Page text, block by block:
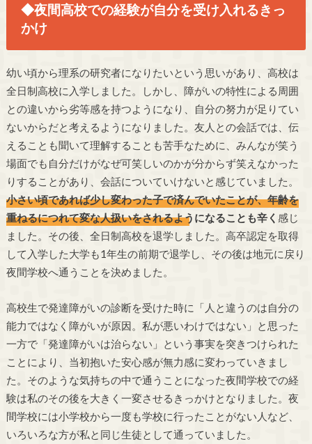
◆夜間高校での経験が自分を受け入れるきっ
かけ
幼い頃から理系の研究者になりたいという思いがあり、高校は
全日制高校に入学しました。しかし、障がいの特性による周囲
との違いから劣等感を持つようになり、自分の努力が足りてい
ないからだと考えるようになりました。友人との会話では、伝
えることも聞いて理解することも苦手なために、みんなが笑う
場面でも自分だけがなぜ可笑しいのかが分からず笑えなかった
りすることがあり、会話についていけないと感じていました。
小さい頃であれば少し変わった子で済んでいたことが、年齢を
重ねるにつれて変な人扱いをされるようになることも辛く 感じ
ました。その後、全日制高校を退学しました。高卒認定を取得
して入学した大学も1年生の前期で退学し、その後は地元に戻り
夜間学校へ通うことを決めました。
高校生で発達障がいの診断を受けた時に「人と違うのは自分の
能力ではなく障がいが原因。私が悪いわけではない」と思った
一方で「発達障がいは治らない」という事実を突きつけられた
ことにより、当初抱いた安心感が無力感に変わっていきまし
た。そのような気持ちの中で通うことになった夜間学校での経
験は私のその後を大きく一変させるきっかけとなりました。夜
間学校には小学校から一度も学校に行ったことがない人など、
いろいろな方が私と同じ生徒として通っていました。